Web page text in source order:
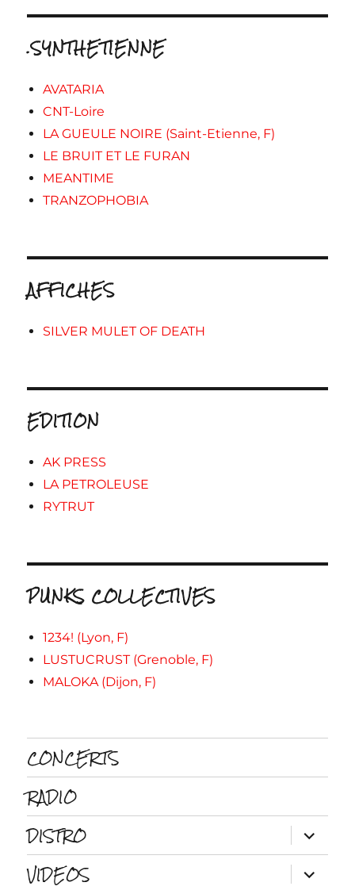
.SYNTHETIENNE
AVATARIA
CNT-Loire
LA GUEULE NOIRE (Saint-Etienne, F)
LE BRUIT ET LE FURAN
MEANTIME
TRANZOPHOBIA
AFFICHES
SILVER MULET OF DEATH
EDITION
AK PRESS
LA PETROLEUSE
RYTRUT
PUNKS COLLECTIVES
1234! (Lyon, F)
LUSTUCRUST (Grenoble, F)
MALOKA (Dijon, F)
CONCERTS
RADIO
DISTRO
ouvrir
le
sous-
menu
VIDEOS ouvrir
le